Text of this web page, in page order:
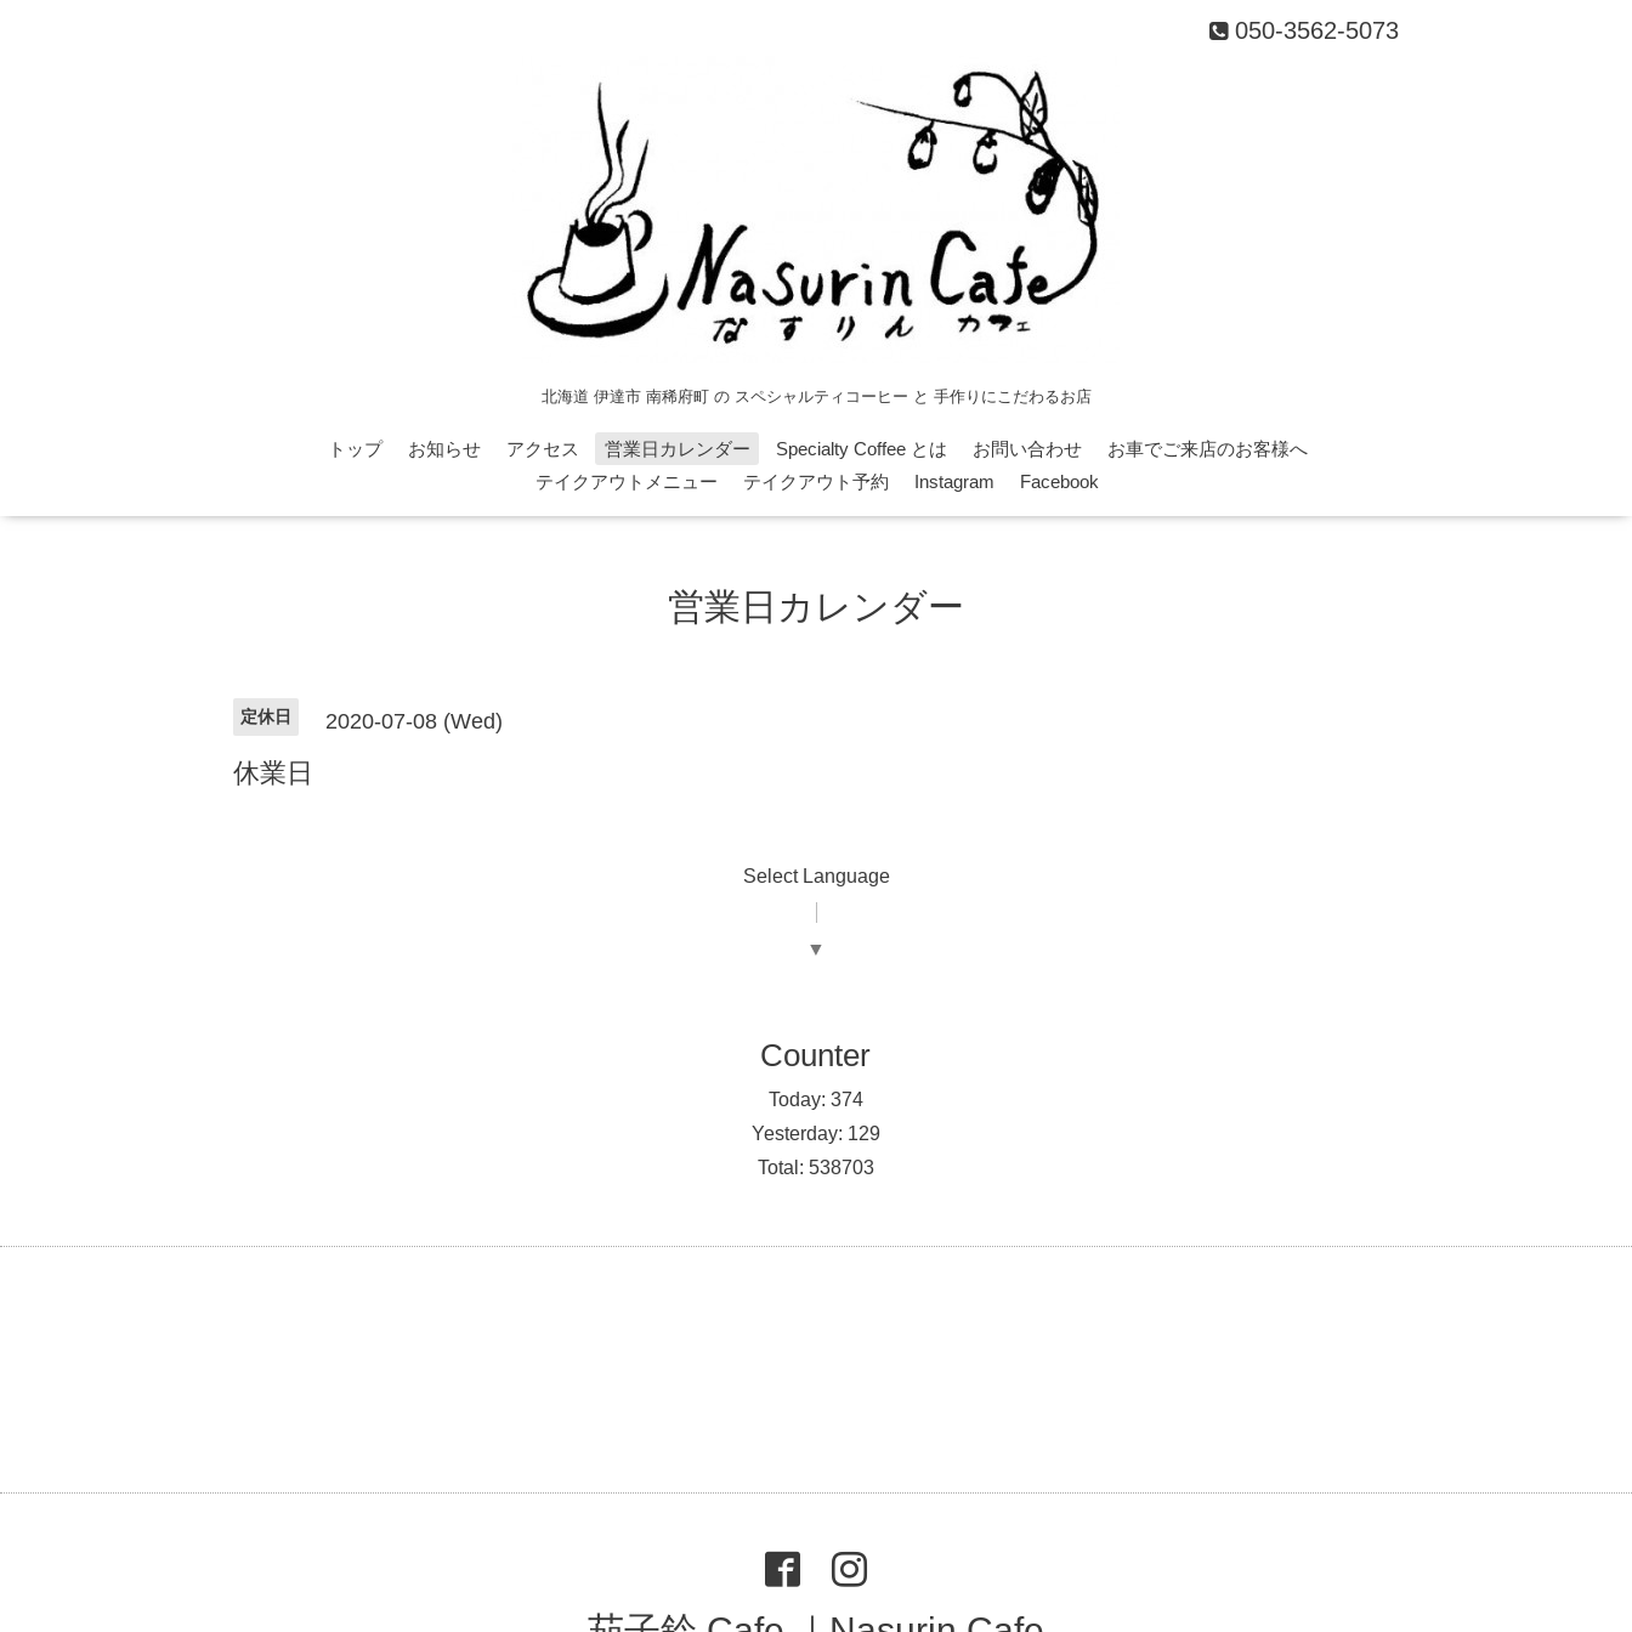
050-3562-5073
北海道 伊達市 南稀府町 の スペシャルティコーヒー と 手作りにこだわるお店
トップ お知らせ アクセス 営業日カレンダー Specialty Coffee とは お問い合わせ
お車でご来店のお客様へ
テイクアウトメニュー
テイクアウト予約 Instagram Facebook
営業日カレンダー
定休日 2020-07-08 (Wed)
休業日
Select Language
▼
Counter
Today: 374
Yesterday: 129
Total: 538703